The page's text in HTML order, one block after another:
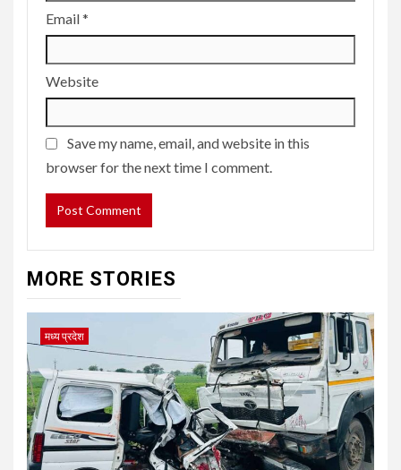
Email*
Website
Save my name, email, and website in this
browser for the next time I comment.
MORE STORIES
मध्य प्रदेश